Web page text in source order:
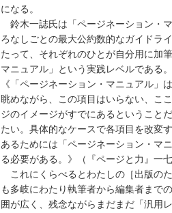
になる。
鈴木一誌氏は「ページネーション・
ろなしごとの最大公約数的なガイドラ
たって、それぞれのひとが自分用に加
マニュアル」という実践レベルである
《「ページネーション・マニュアル」
眺めながら、この項目はいらない、こ
ジのイメージがすでにあるということ
たい。具体的なケースで各項目を改変
あるためには「ページネーション・マ
る必要がある。》（『ページと力』一七
これにくらべるとわたしの［出版の
も多岐にわたり執筆者から編集者まで
囲が広く、残念ながらまだまだ「汎用